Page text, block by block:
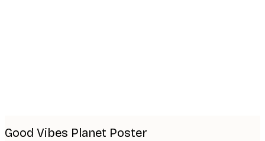
Good Vibes Planet Poster